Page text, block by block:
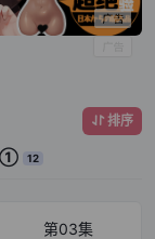
脱离常识的剑
排序
① 12
第03集